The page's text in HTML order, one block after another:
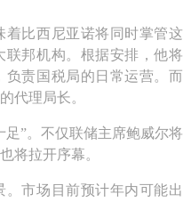
比西尼亚诺将同时掌管这
邦机构。根据安排，他将
责国税局的日常运营。而
代理局长。
”。不仅联储主席鲍威尔将
将拉开序幕。
市场目前预计年内可能出